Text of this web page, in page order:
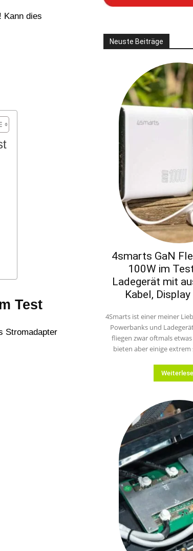
Kann dies
Test
Stromadapter
Neuste Beiträge
4smarts GaN
100W im
Ladegerät mit
Kabel,
4Smarts ist einer meiner
Powerbanks und
fliegen zwar oftmals
bieten aber einige